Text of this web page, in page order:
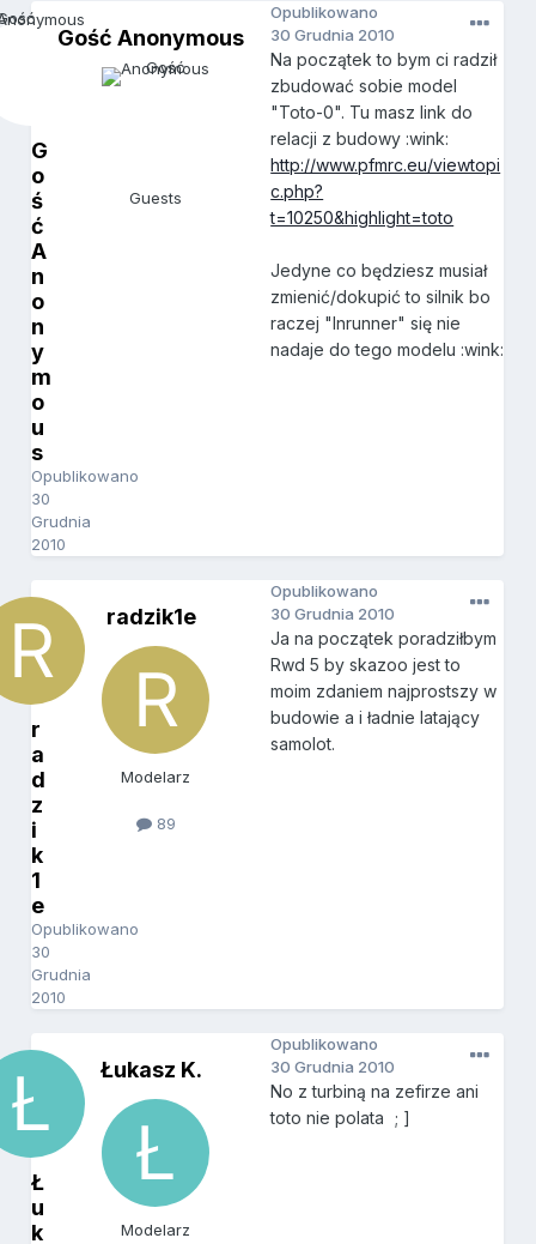
G
o
ś
ć
A
n
o
n
y
m
o
u
s
Opublikowano
30
Grudnia
2010
Gość Anonymous
Guests
Opublikowano
30 Grudnia 2010
Na początek to bym ci radził
zbudować sobie model
"Toto-0". Tu masz link do
relacji z budowy :wink:
http://www.pfmrc.eu/viewtopi
c.php?
t=10250&highlight=toto
Jedyne co będziesz musiał
zmienić/dokupić to silnik bo
raczej "Inrunner" się nie
nadaje do tego modelu :wink:
r
a
d
z
i
k
1
e
Opublikowano
30
Grudnia
2010
radzik1e
Modelarz
89
Opublikowano
30 Grudnia 2010
Ja na początek poradziłbym
Rwd 5 by skazoo jest to
moim zdaniem najprostszy w
budowie a i ładnie latający
samolot.
Ł
u
k
Łukasz K.
Modelarz
Opublikowano
30 Grudnia 2010
No z turbiną na zefirze ani
toto nie polata
; ]